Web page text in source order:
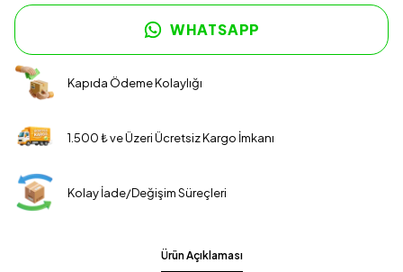
WHATSAPP
Kapıda Ödeme Kolaylığı
1.500 ₺ ve Üzeri Ücretsiz Kargo İmkanı
Kolay İade/Değişim Süreçleri
Ürün Açıklaması